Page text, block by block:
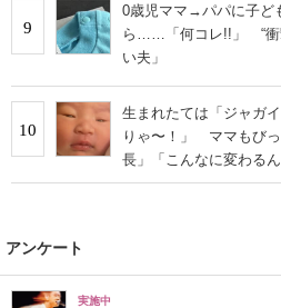
9
0歳児ママ→パパに子ど
ら……「何コレ!!」 “衝
い夫」
10
生まれたては「ジャガ
りゃ〜！」 ママもびっ
長」「こんなに変わるん
アンケート
実施中